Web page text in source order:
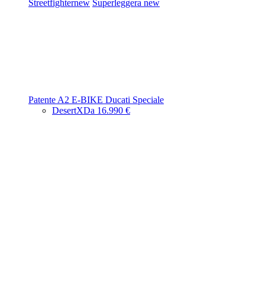
Streetfighternew Superleggera new
Patente A2 E-BIKE Ducati Speciale
DesertXDa 16.990 €